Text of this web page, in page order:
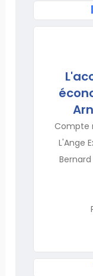
Compte
L'Ange
Bernard